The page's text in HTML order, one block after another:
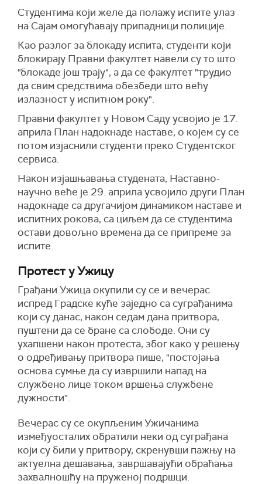
Студентима који желе да полажу испите улаз
на Сајам омогућавају припадници полиције.
Као разлог за блокаду испита, студенти који
блокирају Правни факултет навели су то што
"блокаде још трају", а да се факултет "трудио
да свим средствима обезбеди што већу
излазност у испитном року".
Правни факултет у Новом Саду усвојио је 17.
априла План надокнаде наставе, о којем су се
потом изјаснили студенти преко Студентског
сервиса.
Након изјашњавања студената, Наставно-
научно веће је 29. априла усвојило други План
надокнаде са другачијом динамиком наставе и
испитних рокова, са циљем да се студентима
остави довољно времена да се припреме за
испите.
Протест у Ужицу
Грађани Ужица окупили су се и вечерас
испред Градске куће заједно са суграђанима
који су данас, након седам дана притвора,
пуштени да се бране са слободе. Они су
ухапшени након протеста, због како у решењу
о одређивању притвора пише, "постојања
основа сумње да су извршили напад на
службено лице током вршења службене
дужности".
Вечерас су се окупљеним Ужичанима
измеђуосталих обратили неки од суграђана
који су били у притвору, скренувши пажњу на
актуелна дешавања, завршавајући обраћања
захвалношћу на пруженој подршци.